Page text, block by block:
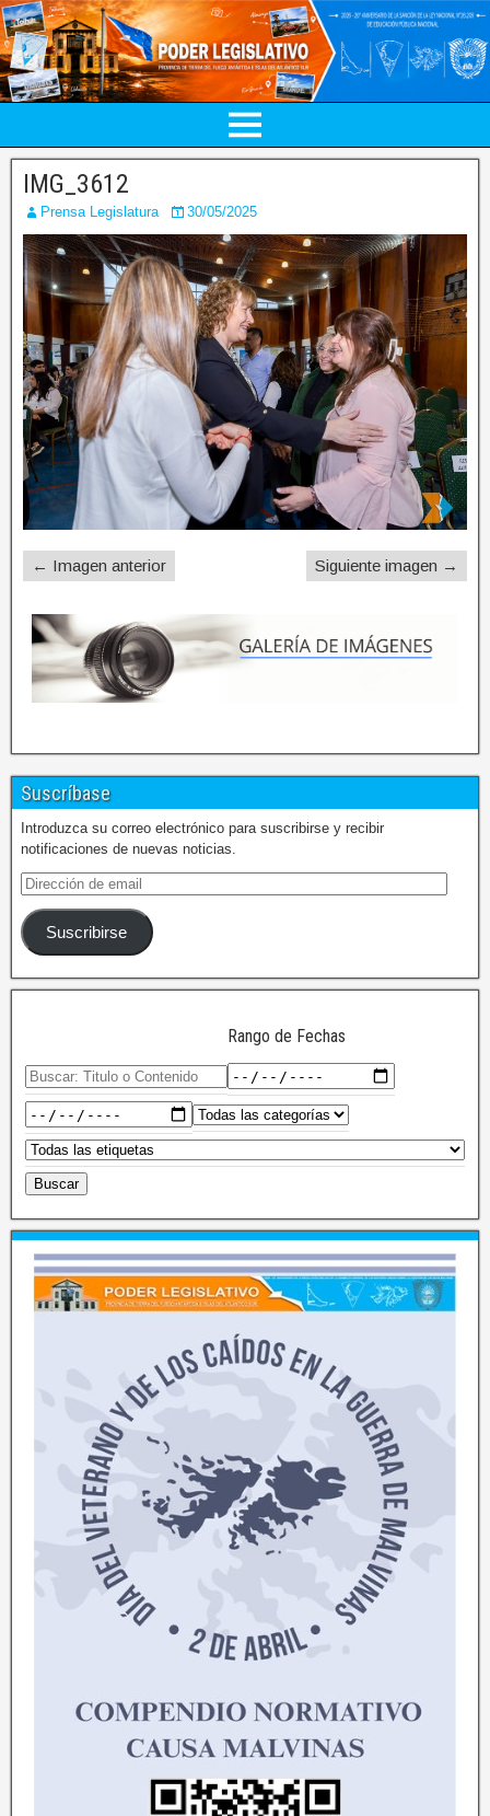
IMG_3612
Prensa Legislatura 30/05/2025
← Imagen anterior Siguiente imagen →
Suscríbase
Introduzca su correo electrónico para suscribirse y recibir
notificaciones de nuevas noticias.
Suscribirse
Rango de Fechas